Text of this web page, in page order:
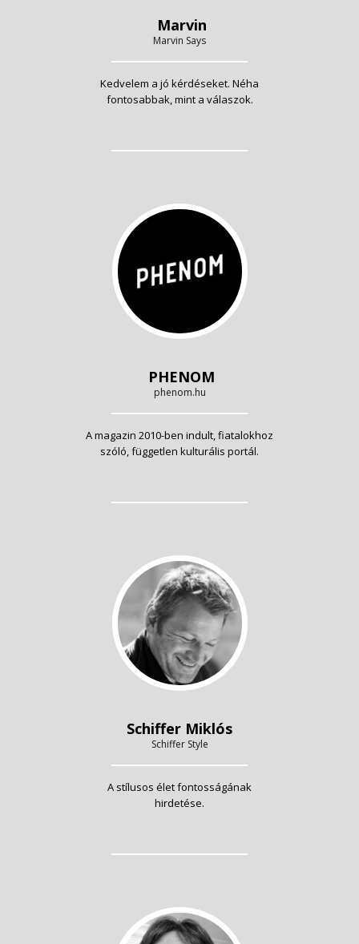
Marvin
Marvin Says
Kedvelem a jó kérdéseket. Néha
fontosabbak, mint a válaszok.
PHENOM
phenom.hu
A magazin 2010-ben indult, fiatalokhoz
szóló, független kulturális portál.
Schiffer Miklós
Schiffer Style
A stílusos élet fontosságának
hirdetése.